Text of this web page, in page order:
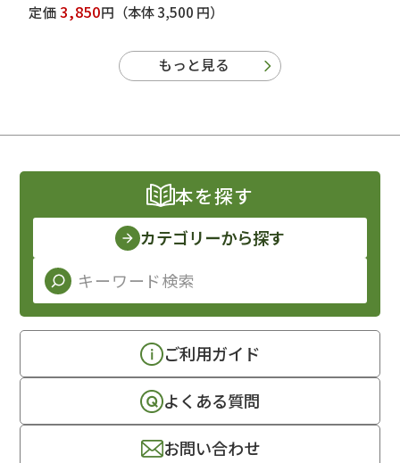
定価3,850円 （本体 3,500 円）
もっと見る
本を探す
カテゴリーから探す
ご利用ガイド
よくある質問
お問い合わせ